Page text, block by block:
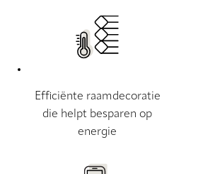
Efficiënte raamdecoratie
die helpt besparen op
energie